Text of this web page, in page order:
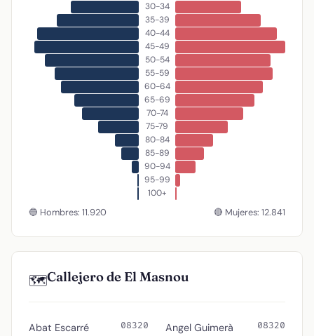
30-34
35-39
40-44
45-49
50-54
55-59
60-64
65-69
70-74
75-79
80-84
85-89
90-94
95-99
100+
🔵 Hombres: 11.920 🔴 Mujeres: 12.841
🗺️Callejero de El Masnou
Abat Escarré 08320 Angel Guimerà 08320